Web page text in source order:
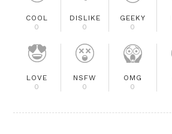
COOL
0
DISLIKE
0
GEEKY
0
LOVE
0
NSFW
0
OMG
0